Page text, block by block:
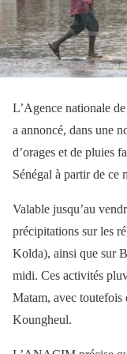
L’Agence nationale
a annoncé, dans une
d’orages et de pluies
Sénégal à partir de ce
Valable jusqu’au
précipitations sur les
Kolda), ainsi que sur
midi. Ces activités
Matam, avec toutefois
Koungheul.